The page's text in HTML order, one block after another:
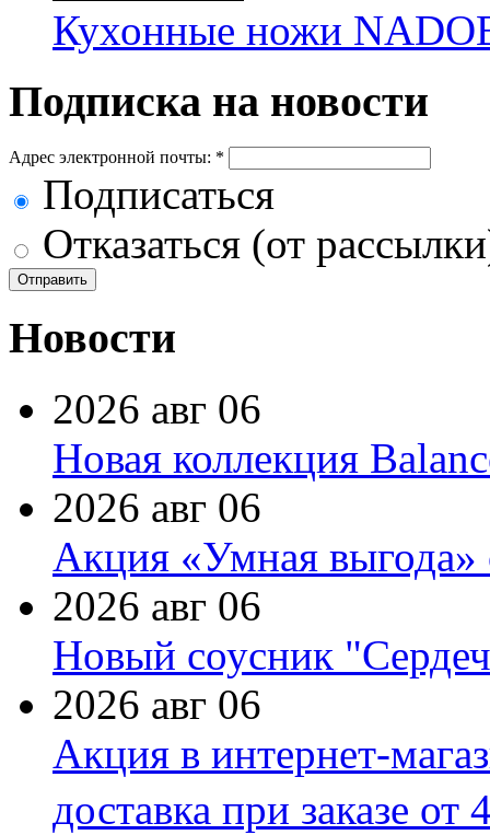
Кухонные ножи
Подписка на новости
Адрес электронной почты: *
Подписаться
Отказаться (от
Новости
2026 авг 06
Новая коллекция
2026 авг 06
Акция «Умная выгода»
2026 авг 06
Новый соусник
2026 авг 06
Акция в интернет-
доставка при заказе от